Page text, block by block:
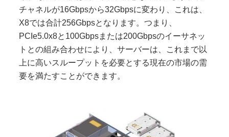
チャネルが16Gbpsから32Gbpsに変わり、これは、
X8では合計256Gbpsとなります。つまり、
PCIe5.0x8と100Gbpsまたは200Gbpsのイーサネッ
トとの組み合わせにより、サーバーは、これまで以
上に高いスループットを必要とする現在の市場の需
要を満たすことができます。